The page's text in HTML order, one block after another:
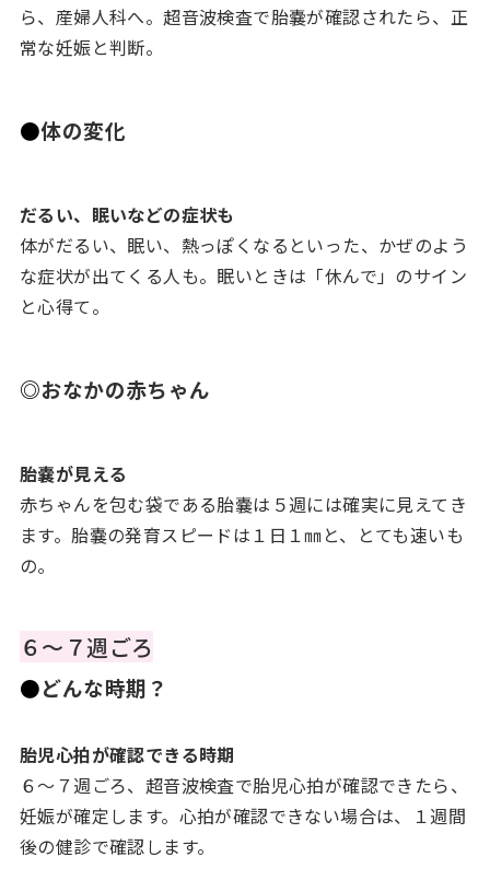
ら、産婦人科へ。超音波検査で胎嚢が確認されたら、正
常な妊娠と判断。
●体の変化
だるい、眠いなどの症状も
体がだるい、眠い、熱っぽくなるといった、かぜのよう
な症状が出てくる人も。眠いときは「休んで」のサイン
と心得て。
◎おなかの赤ちゃん
胎嚢が見える
赤ちゃんを包む袋である胎嚢は５週には確実に見えてき
ます。胎嚢の発育スピードは１日１㎜と、とても速いも
の。
６～７週ごろ
●どんな時期？
胎児心拍が確認できる時期
６～７週ごろ、超音波検査で胎児心拍が確認できたら、
妊娠が確定します。心拍が確認できない場合は、１週間
後の健診で確認します。